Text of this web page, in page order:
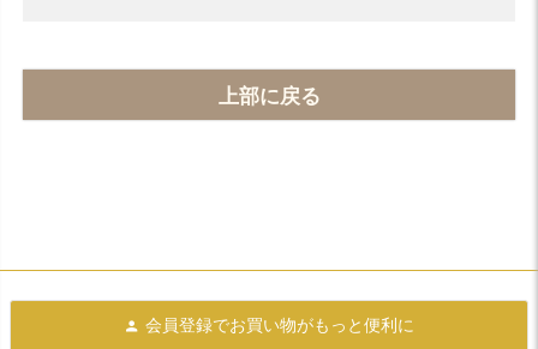
上部に戻る
会員登録でお買い物がもっと便利に